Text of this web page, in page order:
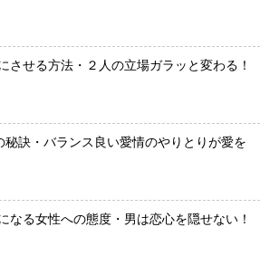
させる方法・２人の立場ガラッと変わる！
秘訣・バランス良い愛情のやりとりが愛を
なる女性への態度・男は恋心を隠せない！